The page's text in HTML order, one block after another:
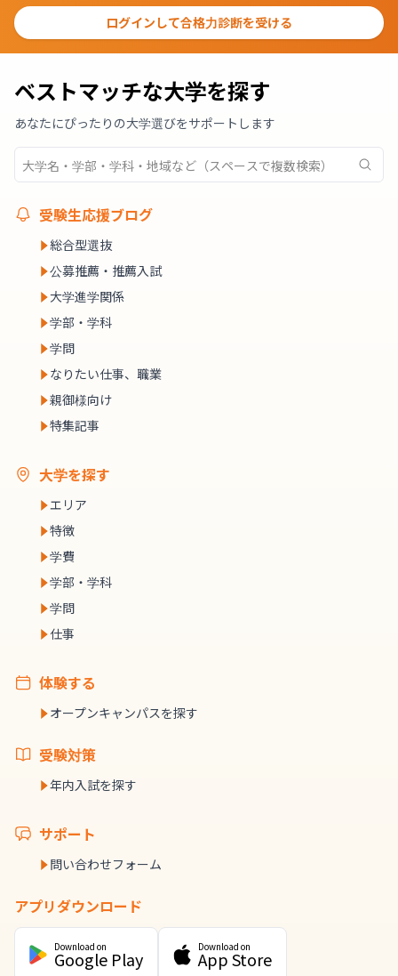
ログインして合格力診断を受ける
ベストマッチな大学を探す
あなたにぴったりの大学選びをサポートします
受験生応援ブログ
総合型選抜
公募推薦・推薦入試
大学進学関係
学部・学科
学問
なりたい仕事、職業
親御様向け
特集記事
大学を探す
エリア
特徴
学費
学部・学科
学問
仕事
体験する
オープンキャンパスを探す
受験対策
年内入試を探す
サポート
問い合わせフォーム
アプリダウンロード
Download on
Google Play
Download on
App Store